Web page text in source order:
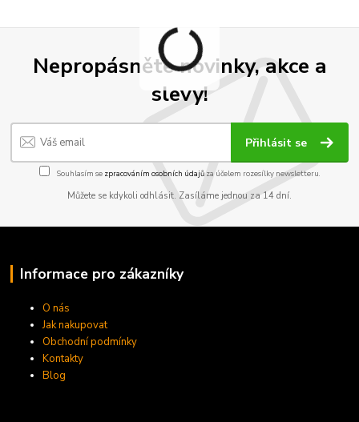
Nepropásněte novinky, akce a
slevy!
Přihlásit se
Souhlasím se zpracováním osobních údajůza účelem rozesílky newsletteru.
Můžete se kdykoli odhlásit. Zasíláme jednou za 14 dní.
Informace pro zákazníky
O nás
Jak nakupovat
Obchodní podmínky
Kontakty
Blog